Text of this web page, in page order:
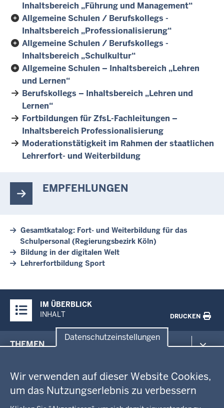
Datenschutzeinstellungen
Wir verwenden auf dieser Website Cookies,
um das Nutzungserlebnis zu verbessern
Inhaltsbereich „Führung und Management“
Allgemeine Schulen / Berufskollegs -
Inhaltsbereich „Professionalisierung“
Allgemeine Schulen / Berufskollegs -
Inhaltsbereich „Schulkultur“
Allgemeine Schulen – Inhaltsbereich „Lehren
und Lernen“
Berufskollegs – Inhaltsbereich „Lehren und
Lernen“
Fortbildungen für ZfsL-Fachleitungen –
Inhaltsbereich Professionalisierung
Moderationstätigkeit im Rahmen der staatlichen
Lehrerfort- und Weiterbildung
EMPFEHLUNGEN
Gesamtkatalog: Fort- und Weiterbildung für das
Schulpersonal (Regierungsbezirk Köln)
Bildung in der digitalen Welt
Lehrerfortbildung Sport
Inhalte
IM ÜBERBLICK
INHALT
DRUCKEN
in
Fußzeile
THEMEN
Gesundheit und Soziales
Kommunales, Planung, Bauen und Verkehr
Ordnung und Sicherheit
GEOBASIS NRW
Ausbildung und Karriere